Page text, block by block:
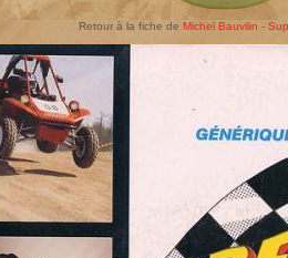
Retour à la fiche de Michel Bauvilin -